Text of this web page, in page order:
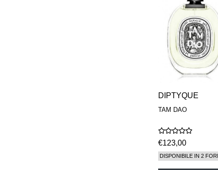
DIPTYQUE
TAM DAO
€123,00
DISPONIBILE IN 2